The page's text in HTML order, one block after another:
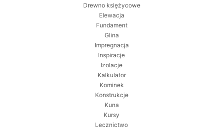
Drewno księżycowe
Elewacja
Fundament
Glina
Impregnacja
Inspiracje
Izolacje
Kalkulator
Kominek
Konstrukcje
Kuna
Kursy
Lecznictwo